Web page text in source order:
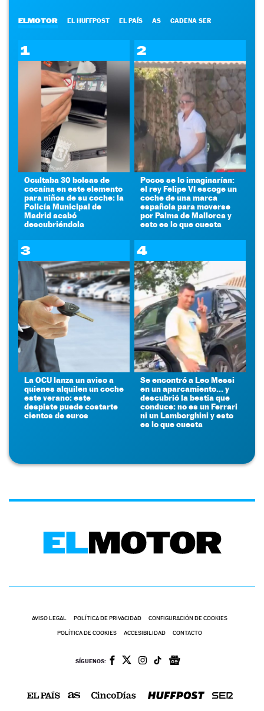
ELMOTOR EL HUFFPOST EL PAÍS AS CADENA SER
1
Ocultaba 30 bolsas de
cocaína en este elemento
para niños de su coche: la
Policía Municipal de
Madrid acabó
descubriéndola
2
Pocos se lo imaginarían:
el rey Felipe VI escoge un
coche de una marca
española para moverse
por Palma de Mallorca y
esto es lo que cuesta
3
La OCU lanza un aviso a
quienes alquilen un coche
este verano: este
despiste puede costarte
cientos de euros
4
Se encontró a Leo Messi
en un aparcamiento... y
descubrió la bestia que
conduce: no es un Ferrari
ni un Lamborghini y esto
es lo que cuesta
AVISO LEGAL POLÍTICA DE PRIVACIDAD CONFIGURACIÓN DE COOKIES
POLÍTICA DE COOKIES ACCESIBILIDAD CONTACTO
SÍGUENOS: